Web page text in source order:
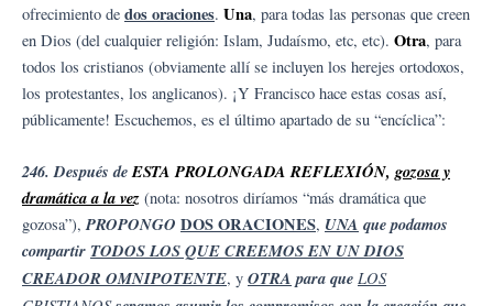
ofrecimiento de dos oraciones. Una, para todas las personas que creen
en Dios (del cualquier religión: Islam, Judaísmo, etc, etc). Otra, para
todos los cristianos (obviamente allí se incluyen los herejes ortodoxos,
los protestantes, los anglicanos). ¡Y Francisco hace estas cosas así,
públicamente! Escuchemos, es el último apartado de su “encíclica”:
246. Después deESTA PROLONGADA REFLEXIÓN, gozosa y
dramática a la vez (nota: nosotros diríamos “más dramática que
gozosa”),PROPONGO DOS ORACIONES, UNA que podamos
compartir TODOS LOS QUE CREEMOS EN UN DIOS
CREADOR OMNIPOTENTE, y OTRA para que LOS